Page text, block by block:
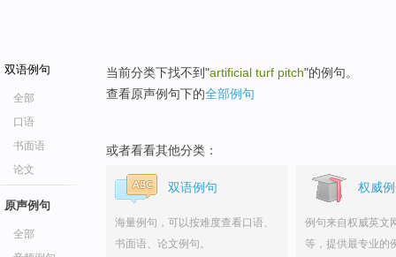
双语例句
全部
口语
书面语
论文
原声例句
全部
当前分类下找不到"artificial turf pitch"的例句。
查看原声例句下的全部例句
或者看看其他分类：
双语例句
海量例句，可以按难度查看口语、
书面语、论文例句。
权威
例句来自权威英文
等，提供最专业的